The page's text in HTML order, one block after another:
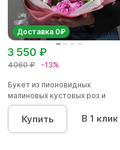
Доставка 0₽
4060 ₽ -13%
3 550 ₽
Букет из пионовидных
малиновых кустовых роз и
альстроме...
Купить В 1 клик